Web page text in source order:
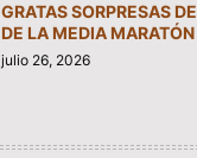
GRATAS SORPRESAS
DE LA MEDIA
julio 26, 2026